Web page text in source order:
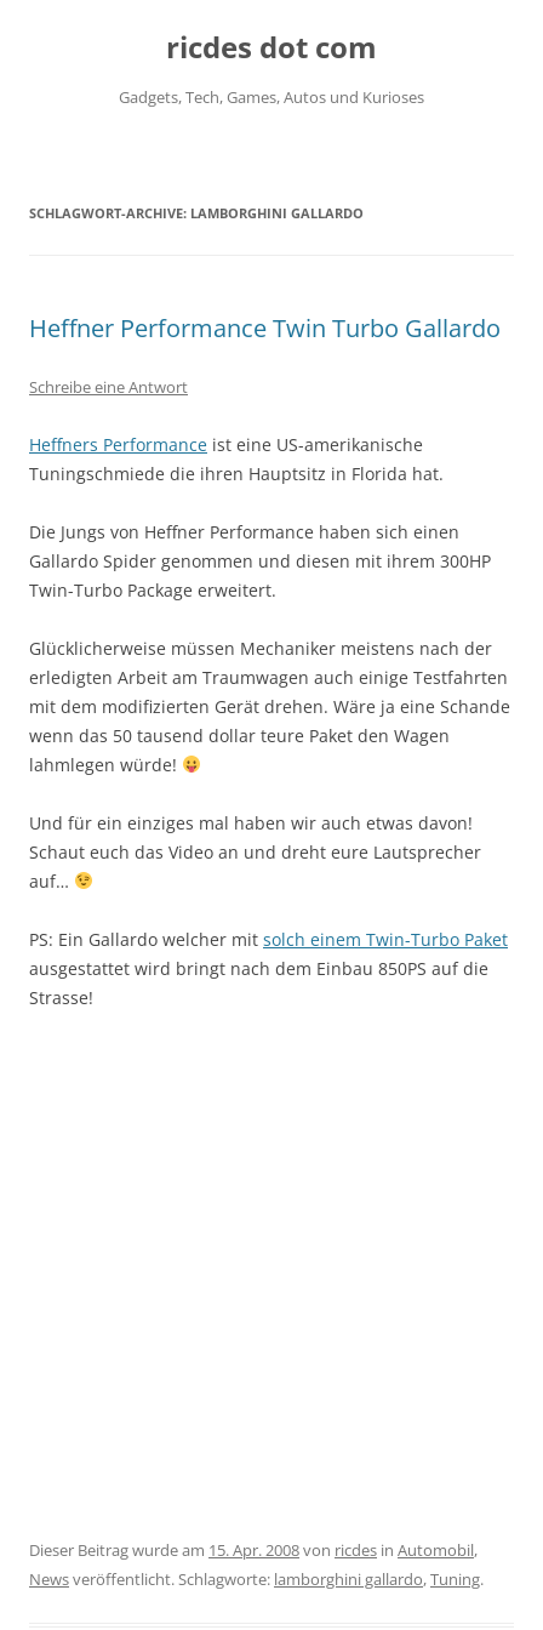
ricdes dot com
Gadgets, Tech, Games, Autos und Kurioses
SCHLAGWORT-ARCHIVE: LAMBORGHINI GALLARDO
Heffner Performance Twin Turbo Gallardo
Schreibe eine Antwort
Heffners Performance ist eine US-amerikanische
Tuningschmiede die ihren Hauptsitz in Florida hat.
Die Jungs von Heffner Performance haben sich einen
Gallardo Spider genommen und diesen mit ihrem 300HP
Twin-Turbo Package erweitert.
Glücklicherweise müssen Mechaniker meistens nach der
erledigten Arbeit am Traumwagen auch einige Testfahrten
mit dem modifizierten Gerät drehen. Wäre ja eine Schande
wenn das 50 tausend dollar teure Paket den Wagen
lahmlegen würde!
Und für ein einziges mal haben wir auch etwas davon!
Schaut euch das Video an und dreht eure Lautsprecher
auf…
PS: Ein Gallardo welcher mit solch einem Twin-Turbo Paket
ausgestattet wird bringt nach dem Einbau 850PS auf die
Strasse!
Dieser Beitrag wurde am 15. Apr. 2008von ricdes in Automobil,
Newsveröffentlicht. Schlagworte: lamborghini gallardo,Tuning.